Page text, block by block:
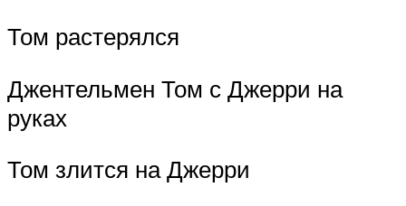
Том растерялся
Джентельмен Том с Джерри на
руках
Том злится на Джерри